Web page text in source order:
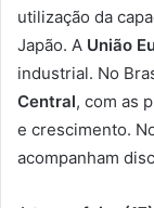
utilização da
Japão. A União
industrial. No
Central, com as
e crescimento.
acompanham